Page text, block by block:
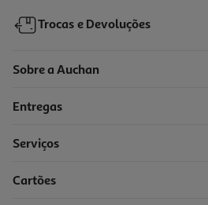
Trocas e Devoluções
Sobre a Auchan
Entregas
Serviços
Cartões